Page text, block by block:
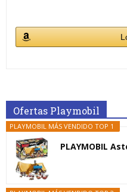
Ofertas Playmobil
PLAYMOBIL MÁS VENDIDO TOP 1
PLAYMOBIL